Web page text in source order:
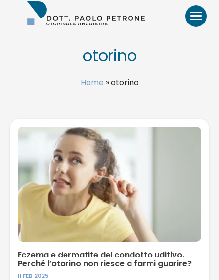
Otorino
HOME
VIDEO
RECENSIONI
PATOLOGIE E TRATTAMENTI
NEWS
otorino
Home »otorino
Eczema e dermatite del condotto uditivo.
Perché l’otorino non riesce a farmi guarire?
11 FEB 2025